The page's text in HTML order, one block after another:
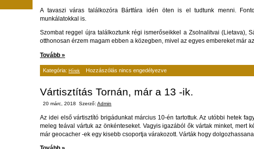
A tavaszi váras találkozóra Bártfára idén öten is el tudtunk menni.
munkálatokkal is.
Szombat reggel újra találkoztunk régi ismerőseikkel a Zsolnalitvai (Lietava),
otthonosan érzem magam ebben a közegben, mivel az egyes embereket már
Tovább »
Kategória: Hírek Hozzászólás nincs engedélyezve
Vártisztítás Tornán, már a 13 -ik.
20 márc, 2018 Szerző: Admin
Az idei első vártisztító brigádunkat március 10-én tartottuk. Az utóbbi hetek
meleg teával vártuk az önkénteseket. Vagyis igazából ők vártak minket, mert
már geocacher -ek egy kisebb csoportja várakozott. Várták hogy